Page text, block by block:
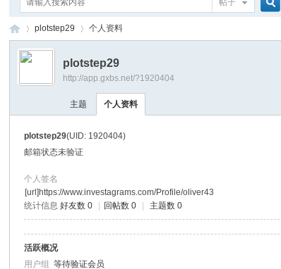
帖子
›
plotstep29 个人资料
plotstep29
http://app.gxbs.net/?1920404
主题 个人资料
plotstep29(UID: 1920404)
邮箱状态未验证
个人签名
[url]https://www.investagrams.com/Profile/oliver43
统计信息 好友数 0 回帖数 0 主题数 0
活跃概况
用户组等待验证会员